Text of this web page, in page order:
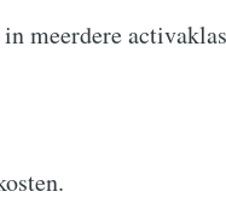
meerdere